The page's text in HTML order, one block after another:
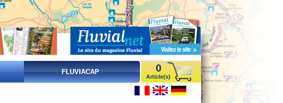
FLUVIACAP 0
Article(s)